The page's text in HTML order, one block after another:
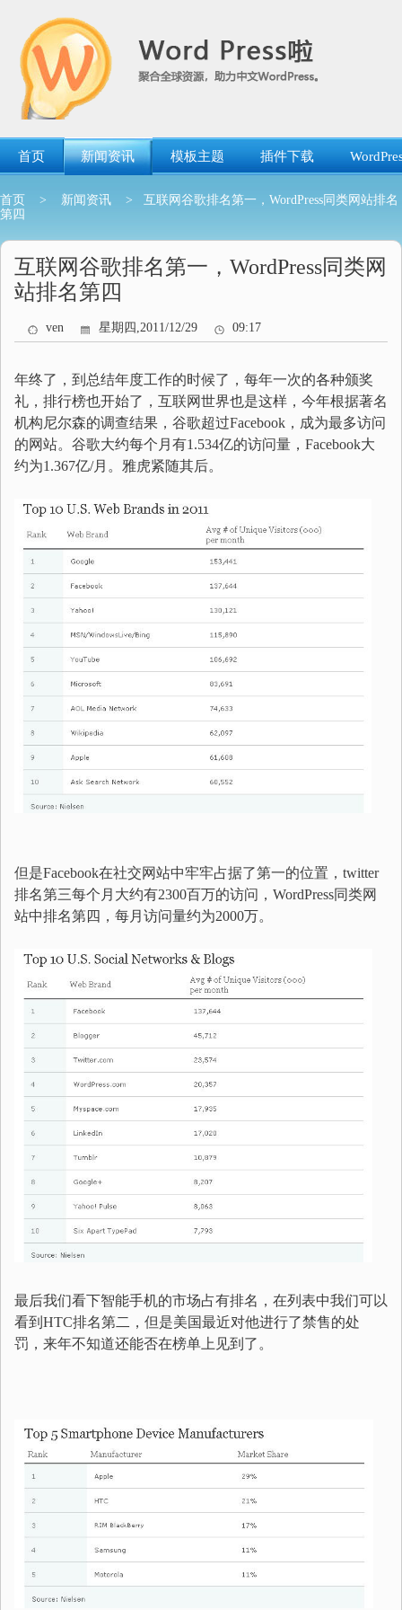
首页 新闻资讯 模板主题 插件下载
首页 > 新闻资讯
> 互联网谷歌排名第一，WordPress同类网站排名
第四
互联网谷歌排名第一，WordPress同类网
站排名第四
ven 星期四,2011/12/29 09:17
年终了，到总结年度工作的时候了，每年一次的各种颁奖
礼，排行榜也开始了，互联网世界也是这样，今年根据著名
机构尼尔森的调查结果，谷歌超过Facebook，成为最多访问
的网站。谷歌大约每个月有1.534亿的访问量，Facebook大
约为1.367亿/月。雅虎紧随其后。
但是Facebook在社交网站中牢牢占据了第一的位置，twitter
排名第三每个月大约有2300百万的访问，WordPress同类网
站中排名第四，每月访问量约为2000万。
最后我们看下智能手机的市场占有排名，在列表中我们可以
看到HTC排名第二，但是美国最近对他进行了禁售的处
罚，来年不知道还能否在榜单上见到了。